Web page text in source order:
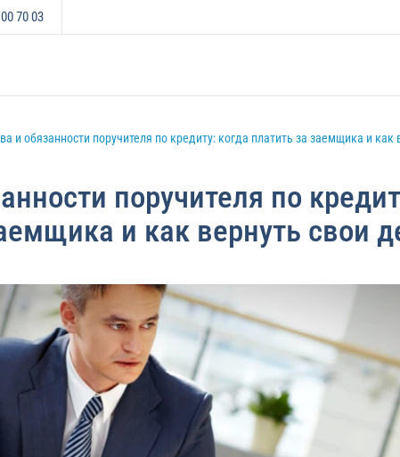
70 03
и обязанности поручителя по кредиту: когда платить за заемщика и как
поручителя по
и как вернуть свои